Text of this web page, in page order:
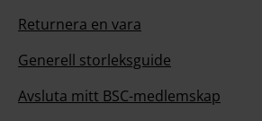
Returnera en vara
Generell storleksguide
Avsluta mitt BSC-medlemskap